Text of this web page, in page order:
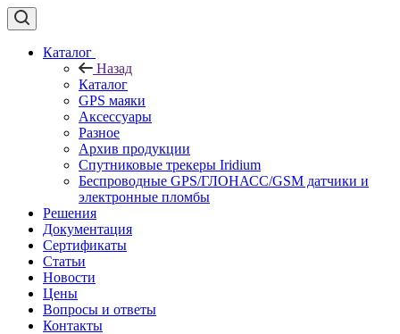
Каталог
Назад
Каталог
GPS маяки
Аксессуары
Разное
Архив продукции
Спутниковые трекеры Iridium
Беспроводные GPS/ГЛОНАСС/GSM датчики и
электронные пломбы
Решения
Документация
Сертификаты
Статьи
Новости
Цены
Вопросы и ответы
Контакты